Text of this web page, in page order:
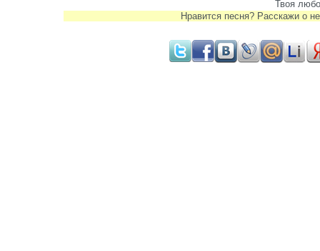
Твоя
Нравится песня? Расскажи о